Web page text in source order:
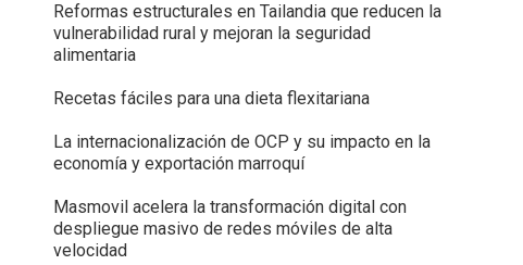
Reformas estructurales en Tailandia que reducen la
vulnerabilidad rural y mejoran la seguridad
alimentaria
Recetas fáciles para una dieta flexitariana
La internacionalización de OCP y su impacto en la
economía y exportación marroquí
Masmovil acelera la transformación digital con
despliegue masivo de redes móviles de alta
velocidad